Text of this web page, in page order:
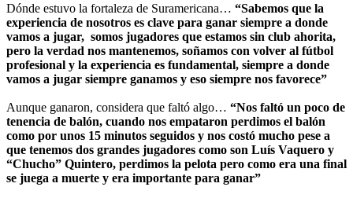
Dónde estuvo la fortaleza de Suramericana… “Sabemos que la
experiencia de nosotros es clave para ganar siempre a donde
vamos a jugar, somos jugadores que estamos sin club ahorita,
pero la verdad nos mantenemos, soñamos con volver al fútbol
profesional y la experiencia es fundamental, siempre a donde
vamos a jugar siempre ganamos y eso siempre nos favorece”
Aunque ganaron, considera que faltó algo… “Nos faltó un poco de
tenencia de balón, cuando nos empataron perdimos el balón
como por unos 15 minutos seguidos y nos costó mucho pese a
que tenemos dos grandes jugadores como son Luís Vaquero y
“Chucho” Quintero, perdimos la pelota pero como era una final
se juega a muerte y era importante para ganar”